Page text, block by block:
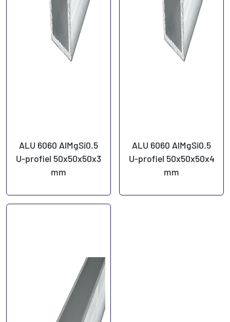
ALU 6060 AlMgSi0.5
U-profiel 50x50x50x3
mm
ALU 6060 AlMgSi0.5
U-profiel 50x50x50x4
mm